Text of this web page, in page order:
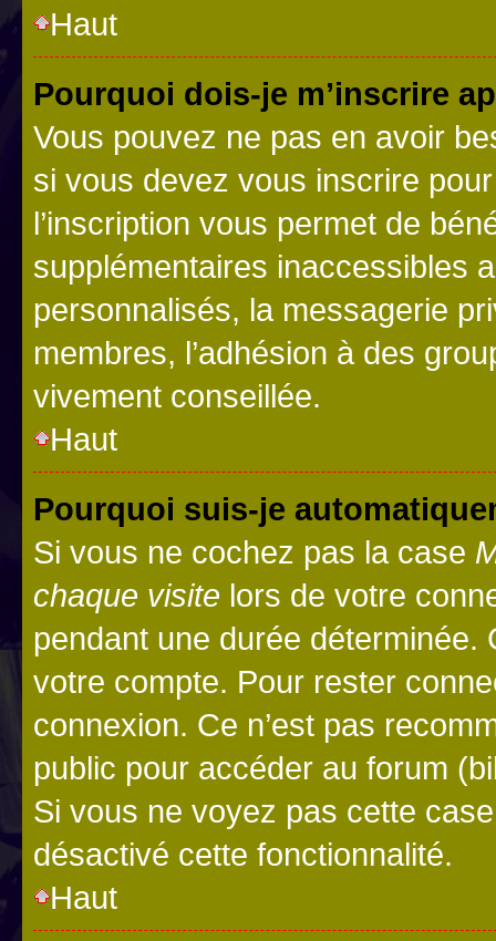
Haut
Pourquoi dois-je m’inscrire
Vous pouvez ne pas en avoir
si vous devez vous inscrire
l’inscription vous permet de
supplémentaires inaccessibles
personnalisés, la messagerie
membres, l’adhésion à des
vivement conseillée.
Haut
Pourquoi suis-je
Si vous ne cochez pas la case
chaque visite lors de votre
pendant une durée déterminée.
votre compte. Pour rester
connexion. Ce n’est pas
public pour accéder au forum
Si vous ne voyez pas cette
désactivé cette fonctionnalité.
Haut